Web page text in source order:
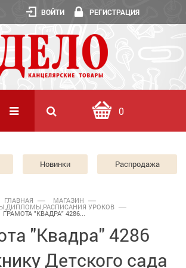
ВОЙТИ РЕГИСТРАЦИЯ
0
Новинки Распродажа
ГЛАВНАЯ МАГАЗИН
УРОКОВ
ГРАМОТА "КВАДРА" 4286...
"Квадра" 4286
Детского сада